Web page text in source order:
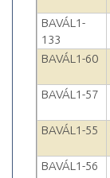
BAVÁL1-
133
BAVÁL1-60
BAVÁL1-57
BAVÁL1-55
BAVÁL1-56